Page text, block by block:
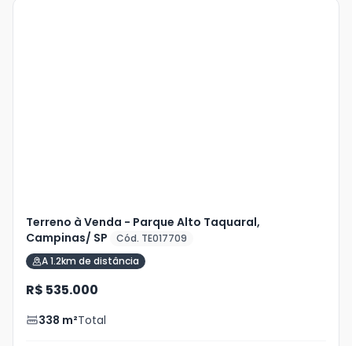
Terreno à Venda - Parque Alto Taquaral,
Campinas/ SP
Cód. TE017709
A 1.2km de distância
R$ 535.000
338 m²Total